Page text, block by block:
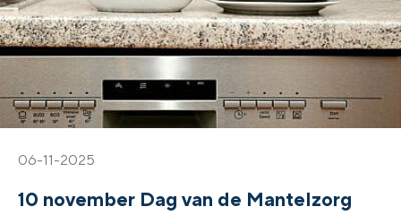
06-11-2025
10 november Dag van de Mantelzorg